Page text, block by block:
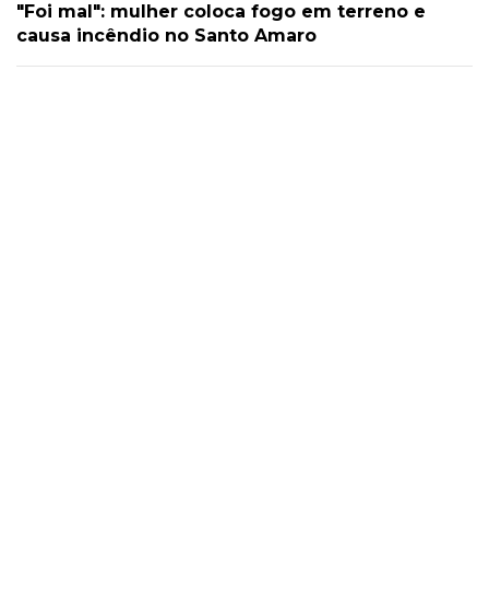
"Foi mal": mulher coloca fogo em terreno e
causa incêndio no Santo Amaro